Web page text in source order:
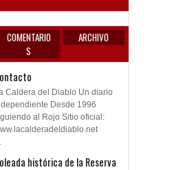
COMENTARIO
S
ARCHIVO
Caldera del Diablo Un diario
Desde 1996
al Rojo Sitio oficial:
histórica de la Reserva